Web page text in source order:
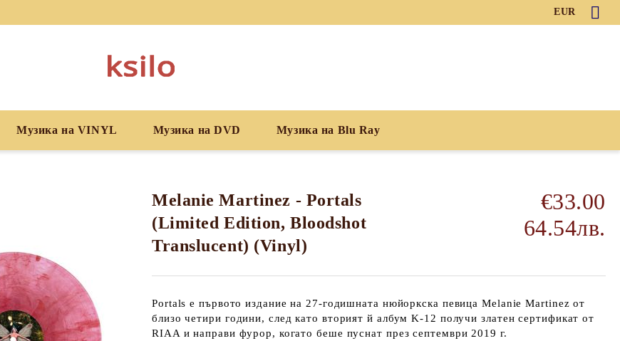
EUR
Музика на VINYL Музика на DVD Музика на Blu Ray
Melanie Martinez - Portals
(Limited Edition, Bloodshot
Translucent) (Vinyl)
€33.00
64.54лв.
Portals е първото издание на 27-годишната нюйоркска певица Melanie Martinez от
близо четири години, след като вторият й албум K-12 получи златен сертификат от
RIAA и направи фурор, когато беше пуснат през септември 2019 г.